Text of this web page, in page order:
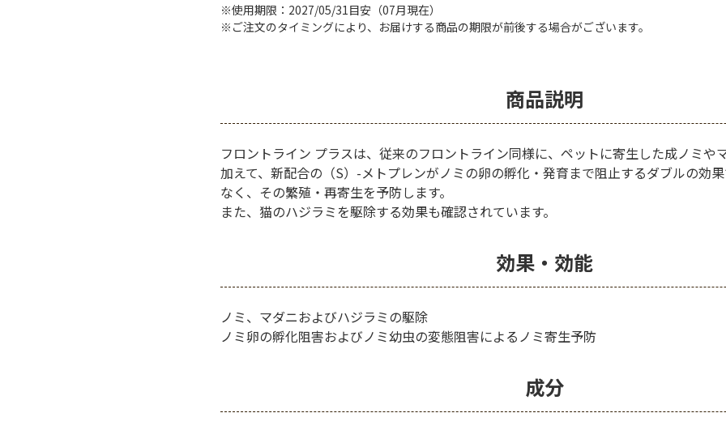
※使用期限：2027/05/31目安（07月現在）
※ご注文のタイミングにより、お届けする商品の期限が前後する場合がございます。
商品説明
フロントライン プラスは、従来のフロントライン同様に、ペットに寄生した成ノミや
加えて、新配合の（S）-メトプレンがノミの卵の孵化・発育まで阻止するダブルの効
なく、その繁殖・再寄生を予防します。
また、猫のハジラミを駆除する効果も確認されています。
効果・効能
ノミ、マダニおよびハジラミの駆除
ノミ卵の孵化阻害およびノミ幼虫の変態阻害によるノミ寄生予防
成分